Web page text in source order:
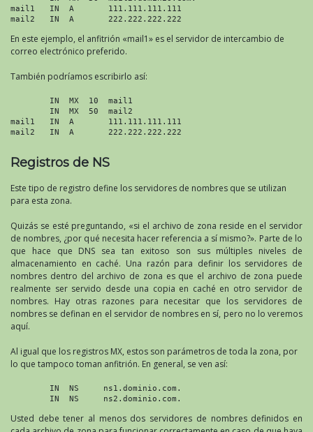
mail1   IN  A       111.111.111.111
mail2   IN  A       222.222.222.222
En este ejemplo, el anfitrión «mail1» es el servidor de intercambio de
correo electrónico preferido.
También podríamos escribirlo así:
        IN  MX  10  mail1
        IN  MX  50  mail2
mail1   IN  A       111.111.111.111
mail2   IN  A       222.222.222.222
Registros de NS
Este tipo de registro define los servidores de nombres que se utilizan
para esta zona.
Quizás se esté preguntando, «si el archivo de zona reside en el servidor
de nombres, ¿por qué necesita hacer referencia a sí mismo?». Parte de lo
que hace que DNS sea tan exitoso son sus múltiples niveles de
almacenamiento en caché. Una razón para definir los servidores de
nombres dentro del archivo de zona es que el archivo de zona puede
realmente ser servido desde una copia en caché en otro servidor de
nombres. Hay otras razones para necesitar que los servidores de
nombres se definan en el servidor de nombres en sí, pero no lo veremos
aquí.
Al igual que los registros MX, estos son parámetros de toda la zona, por
lo que tampoco toman anfitrión. En general, se ven así:
        IN  NS     ns1.dominio.com.
Usted debe tener al menos dos servidores de nombres definidos en